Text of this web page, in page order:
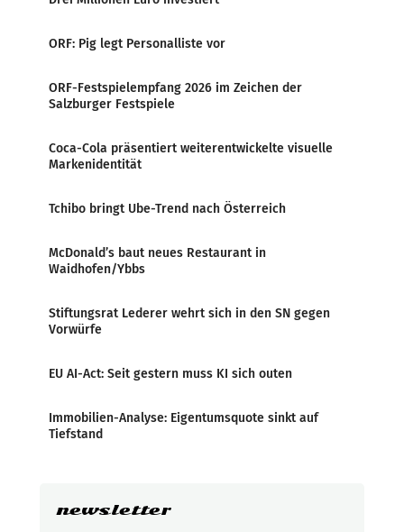
ORF: Pig legt Personalliste vor
ORF-Festspielempfang 2026 im Zeichen der
Salzburger Festspiele
Coca-Cola präsentiert weiterentwickelte visuelle
Markenidentität
Tchibo bringt Ube-Trend nach Österreich
McDonald’s baut neues Restaurant in
Waidhofen/Ybbs
Stiftungsrat Lederer wehrt sich in den SN gegen
Vorwürfe
EU AI-Act: Seit gestern muss KI sich outen
Immobilien-Analyse: Eigentumsquote sinkt auf
Tiefstand
newsletter